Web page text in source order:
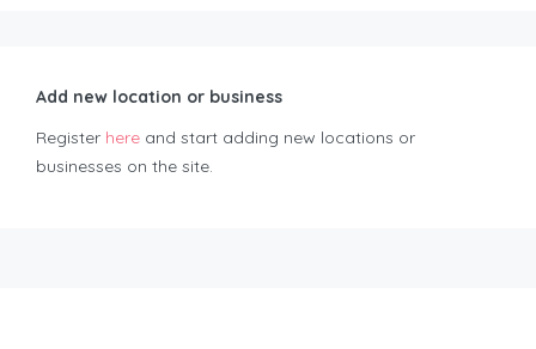
Add new location or business
Register here and start adding new locations or
businesses on the site.